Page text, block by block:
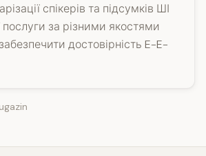
спікерів та підсумків ШІ
за різними якостями
достовірність E-E-